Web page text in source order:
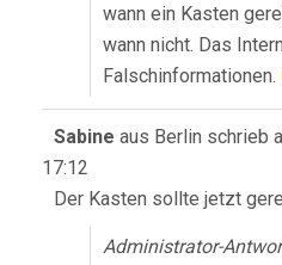
wann ein Kasten
wann nicht. Das
Falschinformationen.
Sabine aus Berlin schrieb
17:12
Der Kasten sollte jetzt
Administrator-